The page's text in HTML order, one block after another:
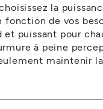
la
de vos
et puissant pour
à peine
maintenir la